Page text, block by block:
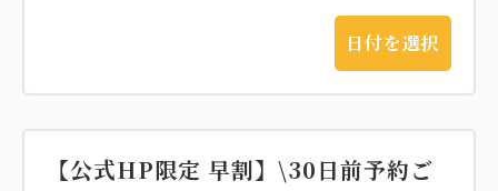
日付を選択
【公式HP限定 早割】\30日前予約ご